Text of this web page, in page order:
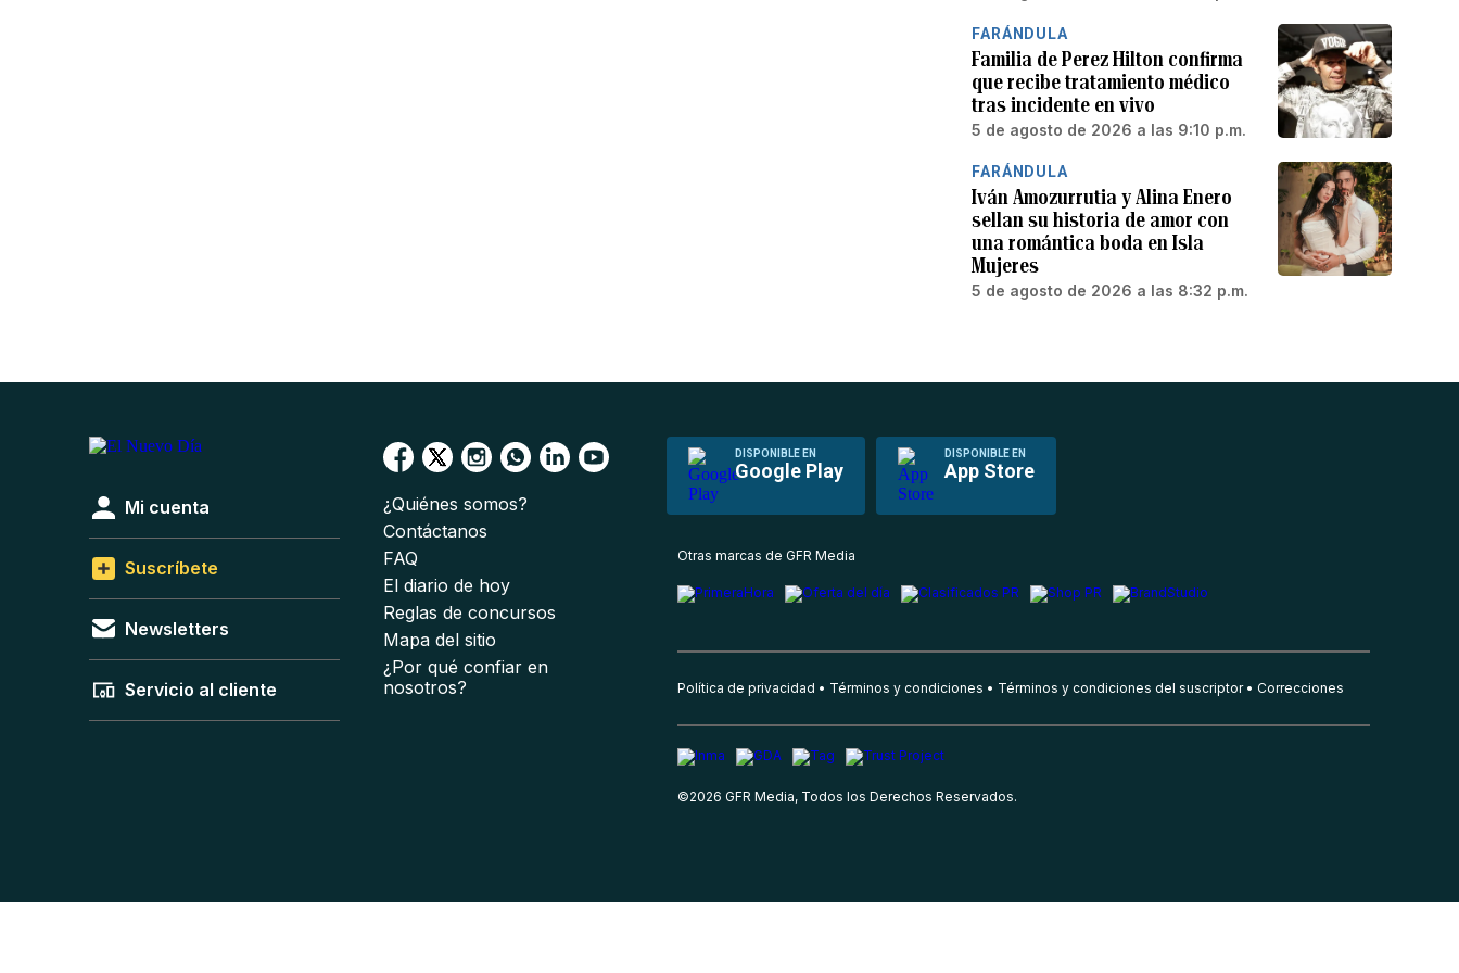
FARÁNDULA
Familia de Perez Hilton confirma
que recibe tratamiento médico
tras incidente en vivo
5 de agosto de 2026 a las 9:10 p.m.
FARÁNDULA
Iván Amozurrutia y Alina Enero
sellan su historia de amor con
una romántica boda en Isla
Mujeres
5 de agosto de 2026 a las 8:32 p.m.
DISPONIBLE EN
Google Play
DISPONIBLE EN
App Store
Mi cuenta
Suscríbete
Newsletters
Servicio al cliente
¿Quiénes somos?
Contáctanos
FAQ
El diario de hoy
Reglas de concursos
Mapa del sitio
¿Por qué confiar en
nosotros?
Otras marcas de GFR Media
Política de privacidad Términos y condiciones Términos y condiciones del suscriptor Correcciones
©2026 GFR Media, Todos los Derechos Reservados.